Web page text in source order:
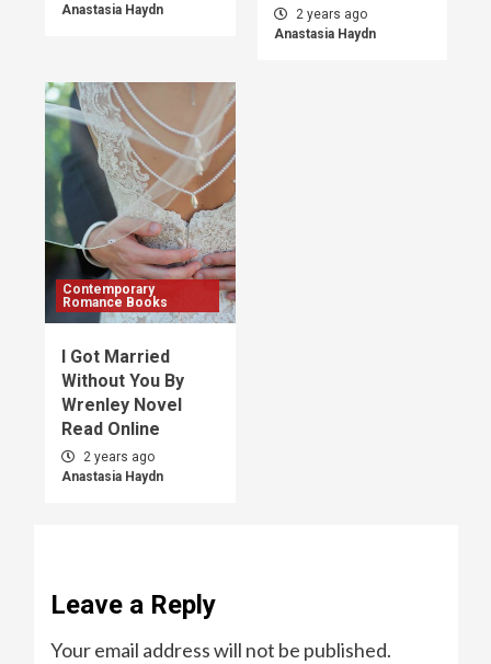
Anastasia Haydn
2 years ago
Anastasia Haydn
Contemporary
Romance Books
I Got Married
Without You By
Wrenley Novel
Read Online
2 years ago
Anastasia Haydn
Leave a Reply
Your email address will not be published.